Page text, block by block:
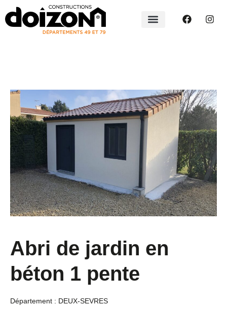
Abri de jardin en
béton 1 pente
Département : DEUX-SEVRES